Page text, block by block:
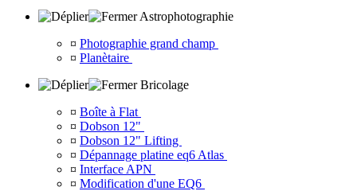
Astrophotographie
¤ Photographie grand champ
¤ Planètaire
Bricolage
¤ Boîte à Flat
¤ Dobson 12"
¤ Dobson 12" Lifting
¤ Dépannage platine eq6 Atlas
¤ Interface APN
¤ Modification d'une EQ6